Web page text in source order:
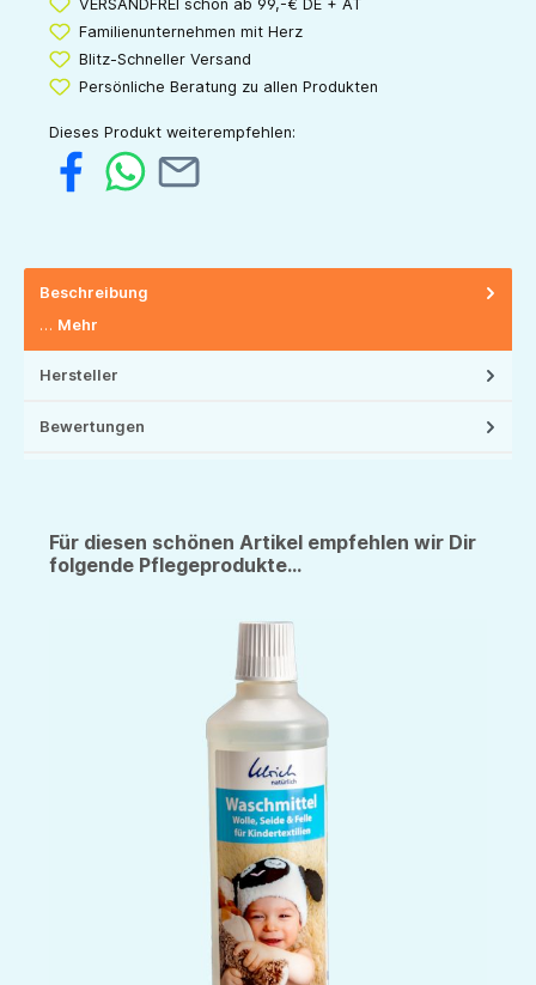
VERSANDFREI schon ab 99,-€ DE + AT
Familienunternehmen mit Herz
Blitz-Schneller Versand
Persönliche Beratung zu allen Produkten
Dieses Produkt weiterempfehlen:
Beschreibung
… Mehr
Hersteller
Bewertungen
Für diesen schönen Artikel empfehlen wir Dir
folgende Pflegeprodukte...